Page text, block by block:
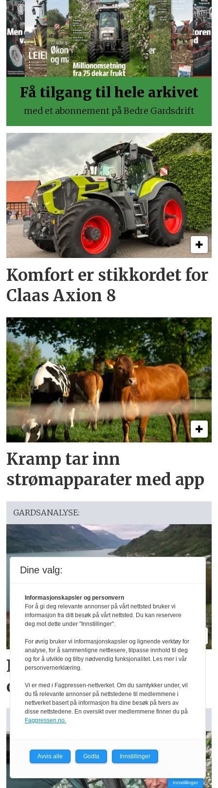
Få tilgang til hele arkivet
med et abonnement på Bedre Gardsdrift
Komfort er stikkordet for
Claas Axion 8
Kramp tar inn
strømapparater med app
GARDSANALYSE:
Reidar har million­
omsetning fra 75 dekar
GARDSANALYSE: Vår kommentar
Innstillinger
Dine valg:
Informasjonskapsler og personvern
For å gi deg relevante annonser på vårt nettsted bruker vi
informasjon fra ditt besøk på vårt nettsted. Du kan reservere
deg mot dette under "Innstillinger".
For øvrig bruker vi informasjonskapsler og lignende verktøy for
analyse, for å sammenligne nettlesere, tilpasse innhold til deg
og for å utvikle og tilby nødvendig funksjonalitet. Les mer i vår
personvernerklæring.
Vi er med i Fagpressen-nettverket. Om du samtykker under, vil
du få relevante annonser på nettstedene til medlemmene i
nettverket basert på informasjon fra dine besøk på tvers av
disse nettstedene. En oversikt over medlemmene finner du på
Fagpressen.no.
Avvis alle Godta Innstillinger